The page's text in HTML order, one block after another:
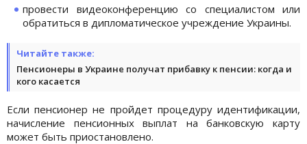
провести видеоконференцию со специалистом или
обратиться в дипломатическое учреждение Украины.
Читайте также:
Пенсионеры в Украине получат прибавку к пенсии: когда и
кого касается
Если пенсионер не пройдет процедуру идентификации,
начисление пенсионных выплат на банковскую карту
может быть приостановлено.